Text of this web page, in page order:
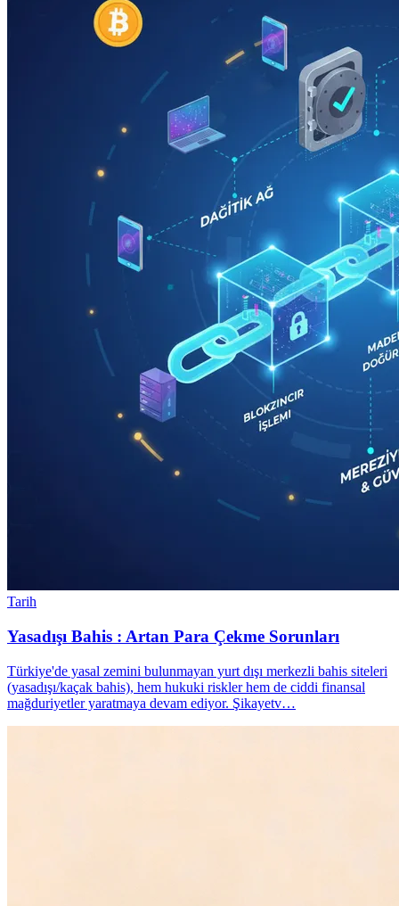
Tarih
Yasadışı Bahis : Artan Para Çekme Sorunları
Türkiye'de yasal zemini bulunmayan yurt dışı merkezli bahis siteleri
(yasadışı/kaçak bahis), hem hukuki riskler hem de ciddi finansal
mağduriyetler yaratmaya devam ediyor. Şikayetv…